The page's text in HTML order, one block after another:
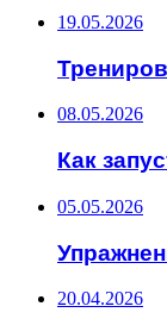
19.05.2026
08.05.2026
Как
05.05.2026
20.04.2026